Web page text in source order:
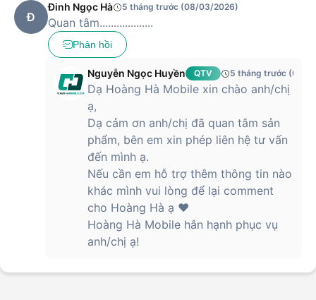
Đ
Đinh Ngọc Hà 5 tháng trước (08/03/2026)
Quan tâm...................
Phản hồi
Nguyễn Ngọc Huyền QTV 5 tháng trước (09/
Dạ Hoàng Hà Mobile xin chào anh/chị
ạ,
Dạ cảm ơn anh/chị đã quan tâm sản
phẩm, bên em xin phép liên hệ tư vấn
đến mình ạ.
Nếu cần em hỗ trợ thêm thông tin nào
khác mình vui lòng để lại comment
cho Hoàng Hà ạ ❤️
Hoàng Hà Mobile hân hạnh phục vụ
anh/chị ạ!